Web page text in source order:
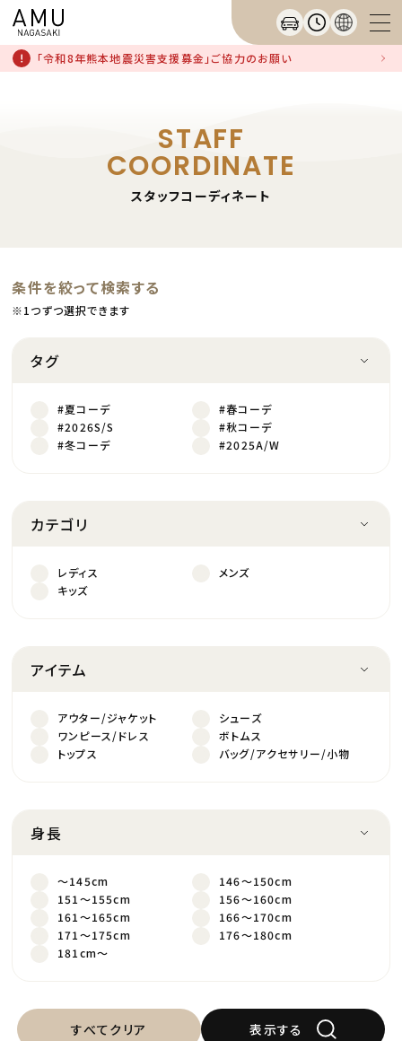
「令和8年熊本地震災害支援募金」ご協力のお願い
STAFF
COORDINATE
スタッフコーディネート
条件を絞って検索する
※1つずつ選択できます
タグ
#夏コーデ
#春コーデ
#2026S/S
#秋コーデ
#冬コーデ
#2025A/W
カテゴリ
レディス
メンズ
キッズ
アイテム
アウター/ジャケット
シューズ
ワンピース/ドレス
ボトムス
トップス
バッグ/アクセサリー/小物
身長
～145cm
146～150cm
151～155cm
156～160cm
161～165cm
166～170cm
171～175cm
176～180cm
181cm～
すべてクリア 表示する